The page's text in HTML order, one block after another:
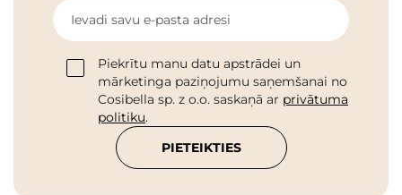
Ievadi savu e-pasta adresi
Piekrītu manu datu apstrādei un
mārketinga paziņojumu saņemšanai no
Cosibella sp. z o.o. saskaņā ar privātuma
politiku.
PIETEIKTIES